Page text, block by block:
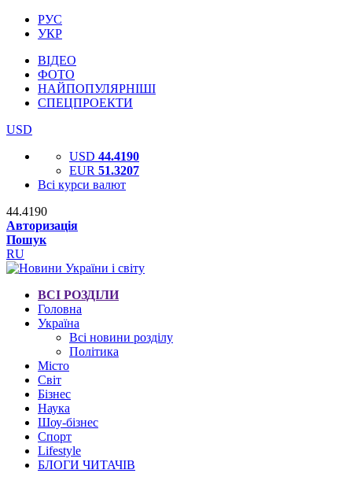
РУС
УКР
ВІДЕО
ФОТО
НАЙПОПУЛЯРНІШІ
СПЕЦПРОЕКТИ
USD
USD 44.4190
EUR 51.3207
Всі курси валют
44.4190
Авторизація
Пошук
RU
ВСІ РОЗДІЛИ
Головна
Україна
Всі новини розділу
Політика
Місто
Світ
Бізнес
Наука
Шоу-бізнес
Спорт
Lifestyle
БЛОГИ ЧИТАЧІВ